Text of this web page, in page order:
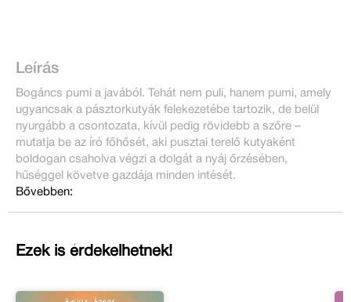
Leírás
Bogáncs pumi a javából. Tehát nem puli, hanem pumi, amely
ugyancsak a pásztorkutyák felekezetébe tartozik, de belül
nyurgább a csontozata, kívül pedig rövidebb a szőre –
mutatja be az író főhősét, aki pusztai terelő kutyaként
boldogan csaholva végzi a dolgát a nyáj őrzésében,
hűséggel követve gazdája minden intését.
Bővebben:
Ezek is érdekelhetnek!